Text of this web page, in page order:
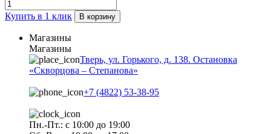
Купить в 1 клик В корзину
Магазины
Магазины
Тверь, ул. Горького, д. 138. Остановка
«Скворцова – Степанова»
+7 (4822) 53-38-95
Пн.-Пт.: с 10:00 до 19:00